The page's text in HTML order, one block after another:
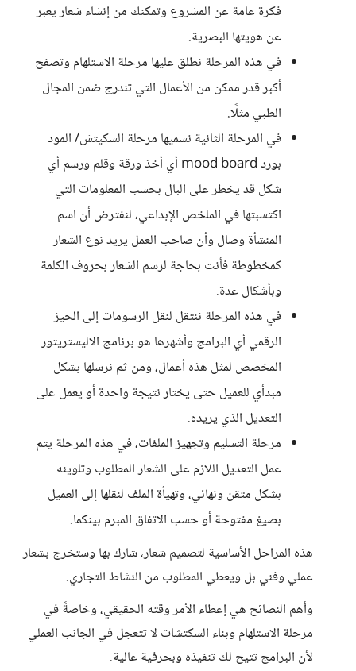
فكرة عامة عن المشروع وتمكنك من إنشاء شعار يعبر
عن هويتها البصرية.
في هذه المرحلة نطلق عليها مرحلة الاستلهام وتصفح
أكبر قدر ممكن من الأعمال التي تندرج ضمن المجال
الطبي مثلًا.
في المرحلة الثانية نسميها مرحلة السكيتش/ المود
بورد mood board أي أخذ ورقة وقلم ورسم أي
شكل قد يخطر على البال بحسب المعلومات التي
اكتسبتها في الملخص الإبداعي، لنفترض أن اسم
المنشأة وصال وأن صاحب العمل يريد نوع الشعار
كمخطوطة فأنت بحاجة لرسم الشعار بحروف الكلمة
وبأشكال عدة.
في هذه المرحلة ننتقل لنقل الرسومات إلى الحيز
الرقمي أي البرامج وأشهرها هو برنامج الاليستريتور
المخصص لمثل هذه أعمال، ومن ثم نرسلها بشكل
مبدأي للعميل حتى يختار نتيجة واحدة أو يعمل على
التعديل الذي يريده.
مرحلة التسليم وتجهيز الملفات، في هذه المرحلة يتم
عمل التعديل اللازم على الشعار المطلوب وتلوينه
بشكل متقن ونهائي، وتهيأة الملف لنقلها إلى العميل
بصيغ مفتوحة أو حسب الاتفاق المبرم بينكما.
هذه المراحل الأساسية لتصميم شعار، شارك بها وستخرج بشعار
عملي وفني بل ويعطي المطلوب من النشاط التجاري.
وأهم النصائح هي إعطاء الأمر وقته الحقيقي، وخاصةً في
مرحلة الاستلهام وبناء السكتشات لا تتعجل في الجانب العملي
لأن البرامج تتيح لك تنفيذه وبحرفية عالية.